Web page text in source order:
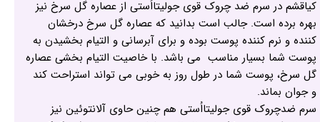
کیاقشم در سرم ضد چروک قوی جولیتااُستی از عصاره گل سرخ نیز
بهره برده است. جالب است بدانید که عصاره گل سرخ درخشان
کننده و نرم کننده پوست بوده و برای آبرسانی و التیام بخشیدن به
پوست شما بسیار مناسب می باشد. با خاصیت التیام بخشی عصاره
گل سرخ، پوست شما در طول روز به خوبی می تواند استراحت کند
و جوان بماند.
سرم ضدچروک قوی جولیتااُستی هم چنین حاوی آلانتوئین نیز